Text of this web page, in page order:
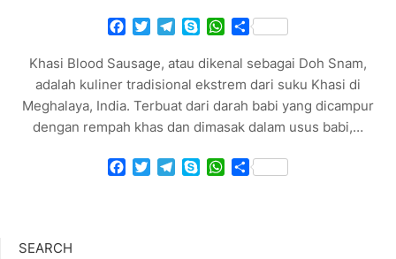
Facebook
TwitterTelegram
SkypeWhatsApp
Share
Khasi Blood Sausage, atau dikenal sebagai Doh Snam,
adalah kuliner tradisional ekstrem dari suku Khasi di
Meghalaya, India. Terbuat dari darah babi yang dicampur
dengan rempah khas dan dimasak dalam usus babi,…
Facebook
TwitterTelegram
SkypeWhatsApp
Share
SEARCH